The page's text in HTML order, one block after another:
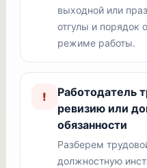
выходной или
отгулы и порядок
режиме работы.
!
Работодатель
ревизию или
обязанности
Разберем
должностную